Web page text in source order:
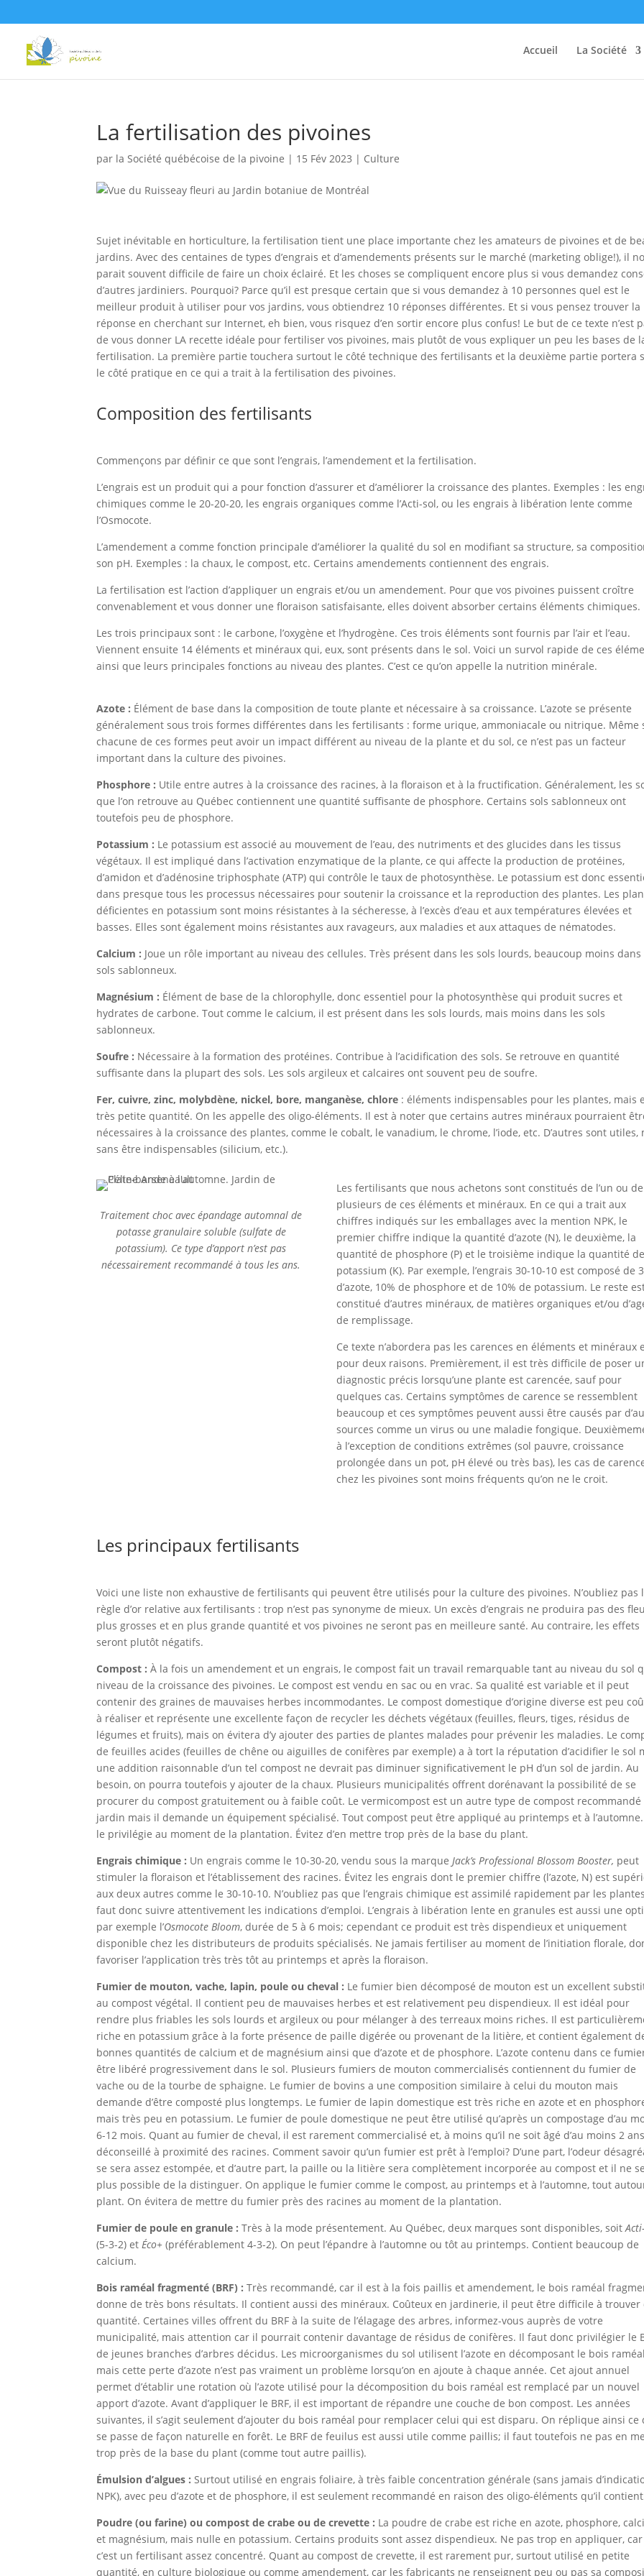
Accueil La Société
La fertilisation des pivoines
par la Société québécoise de la pivoine | 15 Fév 2023 | Culture
Sujet inévitable en horticulture, la fertilisation tient une place importante chez les amateurs de pivoines et de
jardins. Avec des centaines de types d’engrais et d’amendements présents sur le marché (marketing oblige!), il
parait souvent difficile de faire un choix éclairé. Et les choses se compliquent encore plus si vous demandez
d’autres jardiniers. Pourquoi? Parce qu’il est presque certain que si vous demandez à 10 personnes quel est le
meilleur produit à utiliser pour vos jardins, vous obtiendrez 10 réponses différentes. Et si vous pensez trouver la
réponse en cherchant sur Internet, eh bien, vous risquez d’en sortir encore plus confus! Le but de ce texte n’est
de vous donner LA recette idéale pour fertiliser vos pivoines, mais plutôt de vous expliquer un peu les bases de
fertilisation. La première partie touchera surtout le côté technique des fertilisants et la deuxième partie portera
le côté pratique en ce qui a trait à la fertilisation des pivoines.
Composition des fertilisants
Commençons par définir ce que sont l’engrais, l’amendement et la fertilisation.
L’engrais est un produit qui a pour fonction d’assurer et d’améliorer la croissance des plantes. Exemples : les
chimiques comme le 20-20-20, les engrais organiques comme l’Acti-sol, ou les engrais à libération lente comme
l’Osmocote.
L’amendement a comme fonction principale d’améliorer la qualité du sol en modifiant sa structure, sa
son pH. Exemples : la chaux, le compost, etc. Certains amendements contiennent des engrais.
La fertilisation est l’action d’appliquer un engrais et/ou un amendement. Pour que vos pivoines puissent croître
convenablement et vous donner une floraison satisfaisante, elles doivent absorber certains éléments chimiques.
Les trois principaux sont : le carbone, l’oxygène et l’hydrogène. Ces trois éléments sont fournis par l’air et l’eau.
Viennent ensuite 14 éléments et minéraux qui, eux, sont présents dans le sol. Voici un survol rapide de ces
ainsi que leurs principales fonctions au niveau des plantes. C’est ce qu’on appelle la nutrition minérale.
Azote : Élément de base dans la composition de toute plante et nécessaire à sa croissance. L’azote se présente
généralement sous trois formes différentes dans les fertilisants : forme urique, ammoniacale ou nitrique. Même
chacune de ces formes peut avoir un impact différent au niveau de la plante et du sol, ce n’est pas un facteur
important dans la culture des pivoines.
Phosphore : Utile entre autres à la croissance des racines, à la floraison et à la fructification. Généralement, les
que l’on retrouve au Québec contiennent une quantité suffisante de phosphore. Certains sols sablonneux ont
toutefois peu de phosphore.
Potassium : Le potassium est associé au mouvement de l’eau, des nutriments et des glucides dans les tissus
végétaux. Il est impliqué dans l’activation enzymatique de la plante, ce qui affecte la production de protéines,
d’amidon et d’adénosine triphosphate (ATP) qui contrôle le taux de photosynthèse. Le potassium est donc
dans presque tous les processus nécessaires pour soutenir la croissance et la reproduction des plantes. Les
déficientes en potassium sont moins résistantes à la sécheresse, à l’excès d’eau et aux températures élevées et
basses. Elles sont également moins résistantes aux ravageurs, aux maladies et aux attaques de nématodes.
Calcium : Joue un rôle important au niveau des cellules. Très présent dans les sols lourds, beaucoup moins dans
sols sablonneux.
Magnésium : Élément de base de la chlorophylle, donc essentiel pour la photosynthèse qui produit sucres et
hydrates de carbone. Tout comme le calcium, il est présent dans les sols lourds, mais moins dans les sols
sablonneux.
Soufre : Nécessaire à la formation des protéines. Contribue à l’acidification des sols. Se retrouve en quantité
suffisante dans la plupart des sols. Les sols argileux et calcaires ont souvent peu de soufre.
Fer, cuivre, zinc, molybdène, nickel, bore, manganèse, chlore : éléments indispensables pour les plantes, mais
très petite quantité. On les appelle des oligo-éléments. Il est à noter que certains autres minéraux pourraient
nécessaires à la croissance des plantes, comme le cobalt, le vanadium, le chrome, l’iode, etc. D’autres sont utiles,
sans être indispensables (silicium, etc.).
Traitement choc avec épandage automnal de
potasse granulaire soluble (sulfate de
potassium). Ce type d’apport n’est pas
nécessairement recommandé à tous les ans.
Les fertilisants que nous achetons sont constitués de l’un ou de
plusieurs de ces éléments et minéraux. En ce qui a trait aux
chiffres indiqués sur les emballages avec la mention NPK, le
premier chiffre indique la quantité d’azote (N), le deuxième, la
quantité de phosphore (P) et le troisième indique la quantité de
potassium (K). Par exemple, l’engrais 30-10-10 est composé de
d’azote, 10% de phosphore et de 10% de potassium. Le reste
constitué d’autres minéraux, de matières organiques et/ou
de remplissage.
Ce texte n’abordera pas les carences en éléments et minéraux
pour deux raisons. Premièrement, il est très difficile de poser
diagnostic précis lorsqu’une plante est carencée, sauf pour
quelques cas. Certains symptômes de carence se ressemblent
beaucoup et ces symptômes peuvent aussi être causés par
sources comme un virus ou une maladie fongique.
à l’exception de conditions extrêmes (sol pauvre, croissance
prolongée dans un pot, pH élevé ou très bas), les cas de
chez les pivoines sont moins fréquents qu’on ne le croit.
Les principaux fertilisants
Voici une liste non exhaustive de fertilisants qui peuvent être utilisés pour la culture des pivoines. N’oubliez pas
règle d’or relative aux fertilisants : trop n’est pas synonyme de mieux. Un excès d’engrais ne produira pas des
plus grosses et en plus grande quantité et vos pivoines ne seront pas en meilleure santé. Au contraire, les effets
seront plutôt négatifs.
Compost : À la fois un amendement et un engrais, le compost fait un travail remarquable tant au niveau du sol
niveau de la croissance des pivoines. Le compost est vendu en sac ou en vrac. Sa qualité est variable et il peut
contenir des graines de mauvaises herbes incommodantes. Le compost domestique d’origine diverse est peu
à réaliser et représente une excellente façon de recycler les déchets végétaux (feuilles, fleurs, tiges, résidus de
légumes et fruits), mais on évitera d’y ajouter des parties de plantes malades pour prévenir les maladies. Le
de feuilles acides (feuilles de chêne ou aiguilles de conifères par exemple) a à tort la réputation d’acidifier le sol
une addition raisonnable d’un tel compost ne devrait pas diminuer significativement le pH d’un sol de jardin. Au
besoin, on pourra toutefois y ajouter de la chaux. Plusieurs municipalités offrent dorénavant la possibilité de se
procurer du compost gratuitement ou à faible coût. Le vermicompost est un autre type de compost recommandé
jardin mais il demande un équipement spécialisé. Tout compost peut être appliqué au printemps et à
le privilégie au moment de la plantation. Évitez d’en mettre trop près de la base du plant.
Engrais chimique : Un engrais comme le 10-30-20, vendu sous la marque Jack’s Professional Blossom Booster, peut
stimuler la floraison et l’établissement des racines. Évitez les engrais dont le premier chiffre (l’azote, N) est
aux deux autres comme le 30-10-10. N’oubliez pas que l’engrais chimique est assimilé rapidement par les
faut donc suivre attentivement les indications d’emploi. L’engrais à libération lente en granules est aussi une
par exemple l’Osmocote Bloom, durée de 5 à 6 mois; cependant ce produit est très dispendieux et uniquement
disponible chez les distributeurs de produits spécialisés. Ne jamais fertiliser au moment de l’initiation florale,
favoriser l’application très très tôt au printemps et après la floraison.
Fumier de mouton, vache, lapin, poule ou cheval : Le fumier bien décomposé de mouton est un excellent
au compost végétal. Il contient peu de mauvaises herbes et est relativement peu dispendieux. Il est idéal pour
rendre plus friables les sols lourds et argileux ou pour mélanger à des terreaux moins riches. Il est
riche en potassium grâce à la forte présence de paille digérée ou provenant de la litière, et contient également
bonnes quantités de calcium et de magnésium ainsi que d’azote et de phosphore. L’azote contenu dans ce
être libéré progressivement dans le sol. Plusieurs fumiers de mouton commercialisés contiennent du fumier de
vache ou de la tourbe de sphaigne. Le fumier de bovins a une composition similaire à celui du mouton mais
demande d’être composté plus longtemps. Le fumier de lapin domestique est très riche en azote et en
mais très peu en potassium. Le fumier de poule domestique ne peut être utilisé qu’après un compostage d’au
6-12 mois. Quant au fumier de cheval, il est rarement commercialisé et, à moins qu’il ne soit âgé d’au moins 2
déconseillé à proximité des racines. Comment savoir qu’un fumier est prêt à l’emploi? D’une part, l’odeur
se sera assez estompée, et d’autre part, la paille ou la litière sera complètement incorporée au compost et il ne
plus possible de la distinguer. On applique le fumier comme le compost, au printemps et à l’automne, tout
plant. On évitera de mettre du fumier près des racines au moment de la plantation.
Fumier de poule en granule : Très à la mode présentement. Au Québec, deux marques sont disponibles, soit
(5-3-2) et Éco+ (préférablement 4-3-2). On peut l’épandre à l’automne ou tôt au printemps. Contient beaucoup de
calcium.
Bois raméal fragmenté (BRF) : Très recommandé, car il est à la fois paillis et amendement, le bois raméal
donne de très bons résultats. Il contient aussi des minéraux. Coûteux en jardinerie, il peut être difficile à trouver
quantité. Certaines villes offrent du BRF à la suite de l’élagage des arbres, informez-vous auprès de votre
municipalité, mais attention car il pourrait contenir davantage de résidus de conifères. Il faut donc privilégier le
de jeunes branches d’arbres décidus. Les microorganismes du sol utilisent l’azote en décomposant le bois raméal
mais cette perte d’azote n’est pas vraiment un problème lorsqu’on en ajoute à chaque année. Cet ajout annuel
permet d’établir une rotation où l’azote utilisé pour la décomposition du bois raméal est remplacé par un nouvel
apport d’azote. Avant d’appliquer le BRF, il est important de répandre une couche de bon compost. Les années
suivantes, il s’agit seulement d’ajouter du bois raméal pour remplacer celui qui est disparu. On réplique ainsi ce
se passe de façon naturelle en forêt. Le BRF de feuilus est aussi utile comme paillis; il faut toutefois ne pas en
trop près de la base du plant (comme tout autre paillis).
Émulsion d’algues : Surtout utilisé en engrais foliaire, à très faible concentration générale (sans jamais
NPK), avec peu d’azote et de phosphore, il est seulement recommandé en raison des oligo-éléments qu’il
Poudre (ou farine) ou compost de crabe ou de crevette : La poudre de crabe est riche en azote, phosphore,
et magnésium, mais nulle en potassium. Certains produits sont assez dispendieux. Ne pas trop en appliquer, car
c’est un fertilisant assez concentré. Quant au compost de crevette, il est rarement pur, surtout utilisé en petite
quantité, en culture biologique ou comme amendement, car les fabricants ne renseignent peu ou pas sa